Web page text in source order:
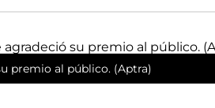
premio al público. (Aptra)